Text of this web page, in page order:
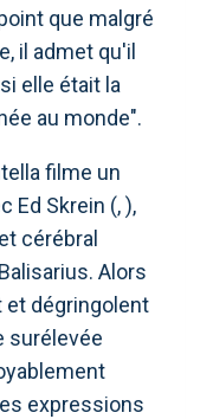
que malgré
il admet qu'il
elle était la
au monde".
filme un
Ed Skrein (, ),
cérébral
Alors
dégringolent
surélevée
expressions